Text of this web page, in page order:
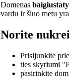
Domenas
vardu ir šiuo metu
Norite
Prisijunkite
ties skyriumi
pasirinkite